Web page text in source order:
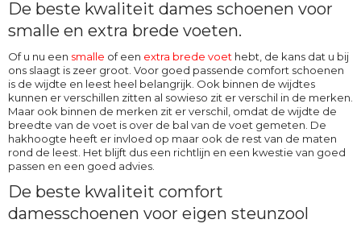
De beste kwaliteit dames schoenen voor
smalle en extra brede voeten.
Of u nu een smalle of een extra brede voet hebt, de kans dat u bij
ons slaagt is zeer groot. Voor goed passende comfort schoenen
is de wijdte en leest heel belangrijk. Ook binnen de wijdtes
kunnen er verschillen zitten al sowieso zit er verschil in de merken.
Maar ook binnen de merken zit er verschil, omdat de wijdte de
breedte van de voet is over de bal van de voet gemeten. De
hakhoogte heeft er invloed op maar ook de rest van de maten
rond de leest. Het blijft dus een richtlijn en een kwestie van goed
passen en een goed advies.
De beste kwaliteit comfort
damesschoenen voor eigen steunzool